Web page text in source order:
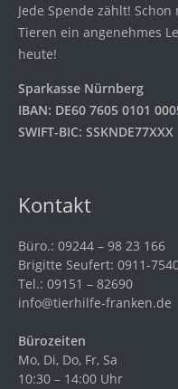
Jede Spende zählt!
Tieren ein angenehmes
heute!
Sparkasse Nürnberg
IBAN: DE60 7605 0101
SWIFT-BIC: SSKNDE77XXX
Kontakt
Büro.: 09244 – 98 23 166
Brigitte Seufert: 0911-
Tel.: 09151 – 82690
info@tierhilfe-franken.de
Bürozeiten
Mo, Di, Do, Fr, Sa
10:30 – 14:00 Uhr